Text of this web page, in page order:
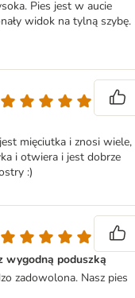
Pies jest w aucie
widok na tylną szybę.
mięciutka i znosi wiele,
i otwiera i jest dobrze
:)
wygodną poduszką
zadowolona. Nasz pies